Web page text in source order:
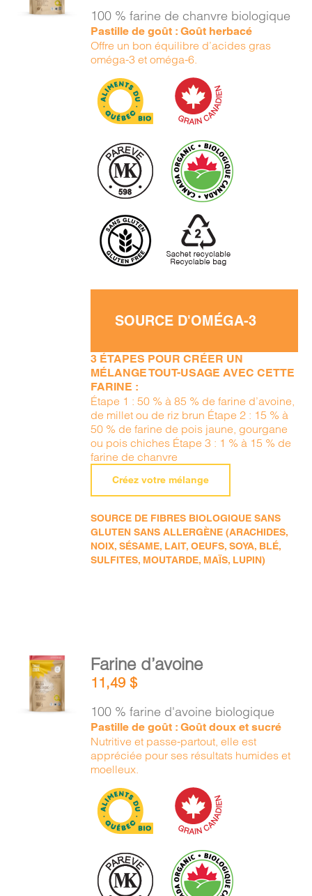
/
100 % farine de chanvre biologique
Pastille de goût : Goût herbacé
Offre un bon équilibre d’acides gras
oméga-3 et oméga-6.
SOURCE D'OMÉGA-3
3 ÉTAPES POUR CRÉER UN
MÉLANGE TOUT-USAGE AVEC CETTE
FARINE :
Étape 1 : 50 % à 85 % de farine d’avoine,
de millet ou de riz brun Étape 2 : 15 % à
50 % de farine de pois jaune, gourgane
ou pois chiches Étape 3 : 1 % à 15 % de
farine de chanvre
Créez votre mélange
SOURCE DE FIBRES BIOLOGIQUE SANS
GLUTEN SANS ALLERGÈNE (ARACHIDES,
NOIX, SÉSAME, LAIT, OEUFS, SOYA, BLÉ,
SULFITES, MOUTARDE, MAÏS, LUPIN)
AJOUTER
AU
PANIER
DÉTAILS
Farine d’avoine
11,49$
100 % farine d'avoine biologique
Pastille de goût : Goût doux et sucré
Nutritive et passe-partout, elle est
appréciée pour ses résultats humides et
moelleux.